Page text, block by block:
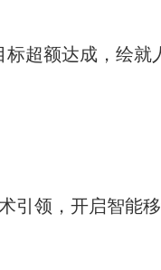
标超额达成，绘就
引领，开启智能